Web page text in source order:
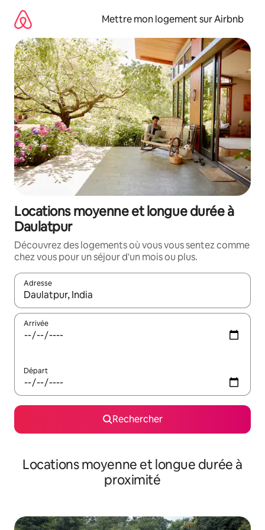
directement
contenu
Mettre mon logement sur Airbnb
Locations moyenne et longue durée à
Daulatpur
Découvrez des logements où vous vous sentez comme
chez vous pour un séjour d'un mois ou plus.
Adresse
Lorsque les résultats s'affichent, utilisez les flèches vers le
Arrivée
Départ
Rechercher
Locations moyenne et longue durée à
proximité